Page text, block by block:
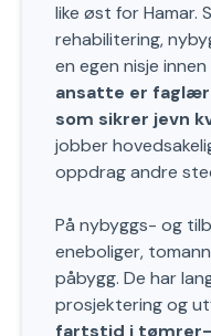
like øst for Hamar.
rehabilitering,
en egen nisje
ansatte er
som sikrer jevn
jobber
oppdrag andre
På nybyggs- og
eneboliger,
påbygg. De har
prosjektering og